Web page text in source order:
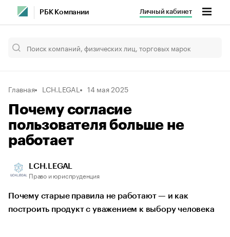
РБК Компании Личный кабинет
Главная LCH.LEGAL 14 мая 2025
Почему согласие
пользователя больше не
работает
LCH.LEGAL
Право и юриспруденция
Почему старые правила не работают — и как
построить продукт с уважением к выбору человека